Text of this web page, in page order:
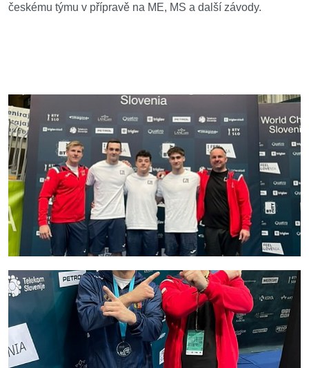
českému týmu v přípravě na ME, MS a další závody.